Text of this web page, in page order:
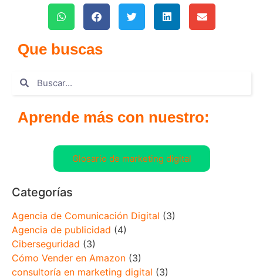
Que buscas
Aprende más con nuestro:
Glosario de marketing digital
Categorías
Agencia de Comunicación Digital (3)
Agencia de publicidad (4)
Ciberseguridad (3)
Cómo Vender en Amazon (3)
consultoría en marketing digital (3)